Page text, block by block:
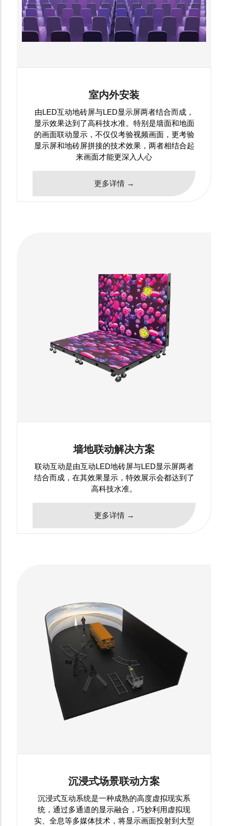
室内外安装
由LED互动地砖屏与LED显示屏两者结合而成，
显示效果达到了高科技水准。特别是墙面和地面
的画面联动显示，不仅仅考验视频画面，更考验
显示屏和地砖屏拼接的技术效果，两者相结合起
来画面才能更深入人心
更多详情 →
墙地联动解决方案
联动互动是由互动LED地砖屏与LED显示屏两者
结合而成，在其效果显示，特效展示会都达到了
高科技水准。
更多详情 →
沉浸式场景联动方案
沉浸式互动系统是一种成熟的高度虚拟现实系
统，通过多通道的显示融合，巧妙利用虚拟现
实、全息等多媒体技术，将显示画面投射到大型